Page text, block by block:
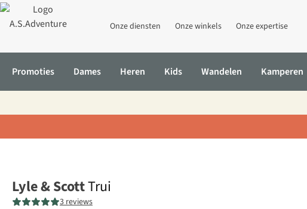
Onze diensten Onze winkels Onze expertise
Promoties Dames Heren Kids Wandelen Kamperen
Lyle & ScottTrui
3 reviews